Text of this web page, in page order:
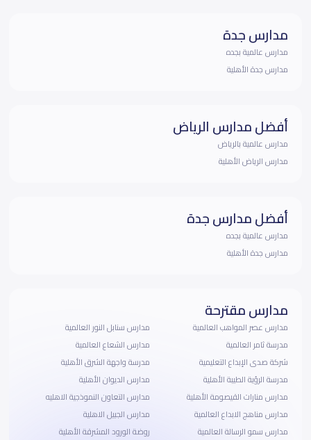
مدارس جدة
مدارس عالمية بجده
مدارس جدة الأهلية
أفضل مدارس الرياض
مدارس عالمية بالرياض
مدارس الرياض الأهلية
أفضل مدارس جدة
مدارس عالمية بجده
مدارس جدة الأهلية
مدارس مقترحة
مدارس عصر المواهب العالمية
مدرسة ثامر العالمية
شركة صدى الإبداع التعليمية
مدرسة الرؤية الطيبة الأهلية
مدارس منارات القيصومة الأهلية
مدارس مناهج الابداع العالمية
مدارس سمو الرسالة العالمية
مدارس سنابل النور العالمية
مدارس الشعاع العالمية
مدرسة واجهة الشرق الأهلية
مدارس الديوان الأهلية
مدارس التعاون النموذجية الاهليه
مدارس الجبيل الاهلية
روضة الورود المشرقة الأهلية